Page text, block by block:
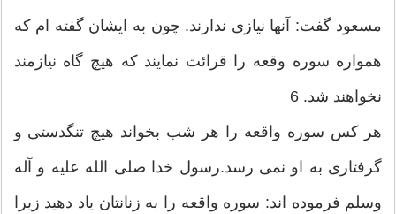
مسعود گفت: آنها نیازی ندارند. چون به ایشان گفته ام که
همواره سوره وقعه را قرائت نمایند که هیچ گاه نیازمند
نخواهند شد. 6
هر كس سوره واقعه را هر شب بخواند هیچ تنگدستی و
گرفتاری به او نمی رسد.رسول خدا صلی الله علیه و آله
وسلم فرموده اند: سوره واقعه را به زنانتان یاد دهید زیرا